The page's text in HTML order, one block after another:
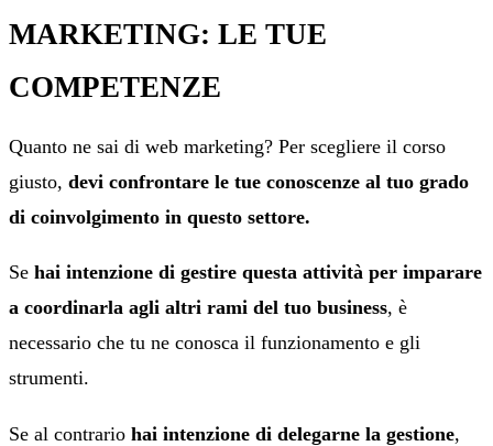
MARKETING: LE TUE
COMPETENZE
Quanto ne sai di web marketing? Per scegliere il corso
giusto, devi confrontare le tue conoscenze al tuo grado
di coinvolgimento in questo settore.
Se hai intenzione di gestire questa attività per imparare
a coordinarla agli altri rami del tuo business, è
necessario che tu ne conosca il funzionamento e gli
strumenti.
Se al contrario hai intenzione di delegarne la gestione,